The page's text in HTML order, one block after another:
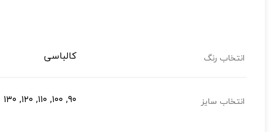
انتخاب رنگ کالباسی
انتخاب سایز ۹۰, ۱۰۰, ۱۱۰, ۱۲۰, ۱۳۰